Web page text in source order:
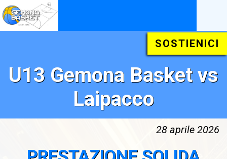
SOSTIENICI
U13 Gemona Basket vs
Laipacco
28 aprile 2026